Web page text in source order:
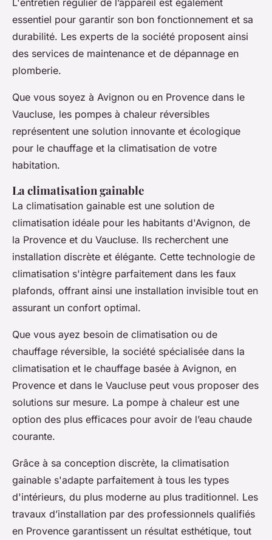
essentiel pour garantir son bon fonctionnement et sa
durabilité. Les experts de la société proposent ainsi
des services de maintenance et de dépannage en
plomberie.
Que vous soyez à Avignon ou en Provence dans le
Vaucluse, les pompes à chaleur réversibles
représentent une solution innovante et écologique
pour le chauffage et la climatisation de votre
habitation.
La climatisation gainable
La climatisation gainable est une solution de
climatisation idéale pour les habitants d'Avignon, de
la Provence et du Vaucluse. Ils recherchent une
installation discrète et élégante. Cette technologie de
climatisation s'intègre parfaitement dans les faux
plafonds, offrant ainsi une installation invisible tout en
assurant un confort optimal.
Que vous ayez besoin de climatisation ou de
chauffage réversible, la société spécialisée dans la
climatisation et le chauffage basée à Avignon, en
Provence et dans le Vaucluse peut vous proposer des
solutions sur mesure. La pompe à chaleur est une
option des plus efficaces pour avoir de l’eau chaude
courante.
Grâce à sa conception discrète, la climatisation
gainable s'adapte parfaitement à tous les types
d'intérieurs, du plus moderne au plus traditionnel. Les
travaux d’installation par des professionnels qualifiés
en Provence garantissent un résultat esthétique, tout